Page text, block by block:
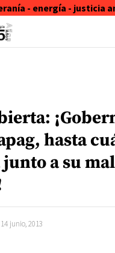
- energía - justicia
hasta
a su
14 junio, 2013